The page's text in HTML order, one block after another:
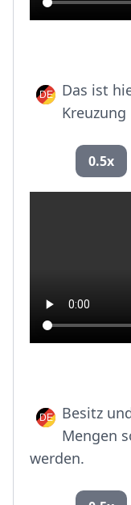
Das ist
0.5x
Besitz
Mengen
werden.